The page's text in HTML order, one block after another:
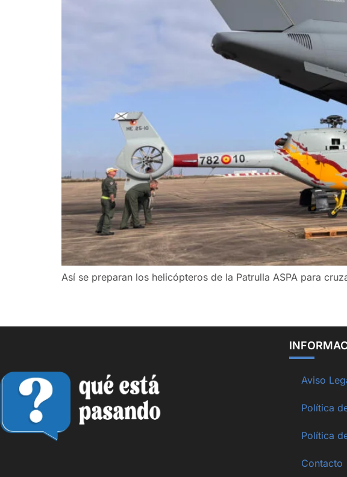
Así se preparan los helicópteros de la Patrulla ASPA para
Aviso
Política
Política
Contacto